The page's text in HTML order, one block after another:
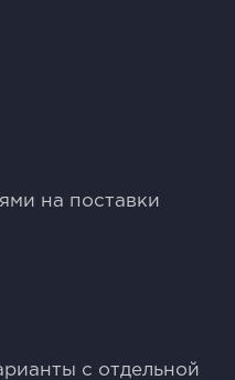
на поставки
с отдельной